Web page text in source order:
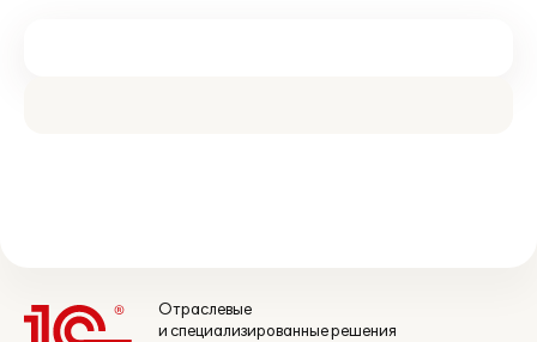
Отраслевые
и специализированные решения